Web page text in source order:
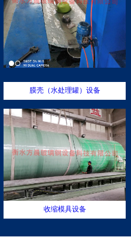
膜壳（水处理罐）设备
收缩模具设备